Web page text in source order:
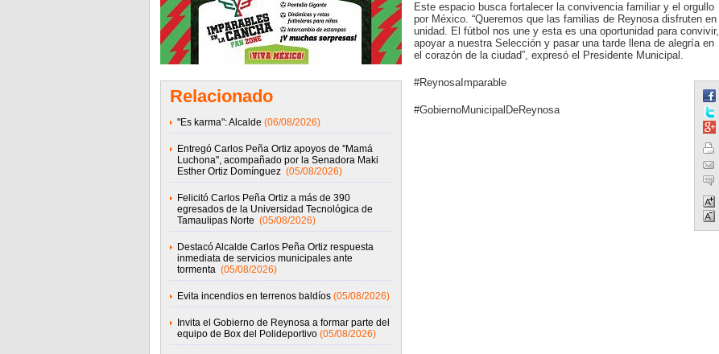
Relacionado
"Es karma": Alcalde (06/08/2026)
Entregó Carlos Peña Ortiz apoyos de ''Mamá
Luchona'', acompañado por la Senadora Maki
Esther Ortiz Domínguez (05/08/2026)
Felicitó Carlos Peña Ortiz a más de 390
egresados de la Universidad Tecnológica de
Tamaulipas Norte (05/08/2026)
Destacó Alcalde Carlos Peña Ortiz respuesta
inmediata de servicios municipales ante
tormenta (05/08/2026)
Evita incendios en terrenos baldíos (05/08/2026)
Invita el Gobierno de Reynosa a formar parte del
equipo de Box del Polideportivo (05/08/2026)
Este espacio busca fortalecer la convivencia familiar y el orgullo
por México. “Queremos que las familias de Reynosa disfruten en
unidad. El fútbol nos une y esta es una oportunidad para convivir,
apoyar a nuestra Selección y pasar una tarde llena de alegría en
el corazón de la ciudad”, expresó el Presidente Municipal.
#ReynosaImparable
#GobiernoMunicipalDeReynosa